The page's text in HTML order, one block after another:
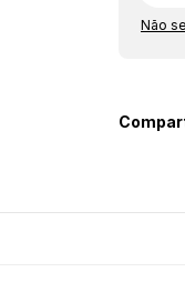
Não